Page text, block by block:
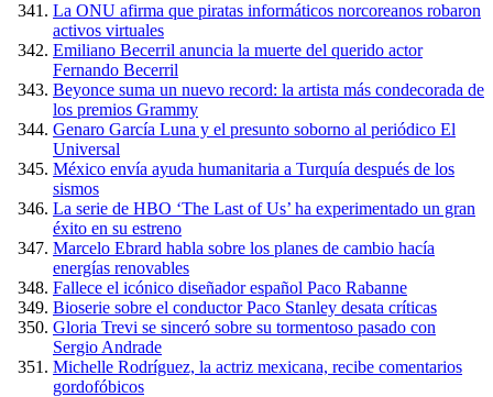
La ONU afirma que piratas informáticos norcoreanos robaron
activos virtuales
Emiliano Becerril anuncia la muerte del querido actor
Fernando Becerril
Beyonce suma un nuevo record: la artista más condecorada de
los premios Grammy
Genaro García Luna y el presunto soborno al periódico El
Universal
México envía ayuda humanitaria a Turquía después de los
sismos
La serie de HBO ‘The Last of Us’ ha experimentado un gran
éxito en su estreno
Marcelo Ebrard habla sobre los planes de cambio hacía
energías renovables
Fallece el icónico diseñador español Paco Rabanne
Bioserie sobre el conductor Paco Stanley desata críticas
Gloria Trevi se sinceró sobre su tormentoso pasado con
Sergio Andrade
Michelle Rodríguez, la actriz mexicana, recibe comentarios
gordofóbicos